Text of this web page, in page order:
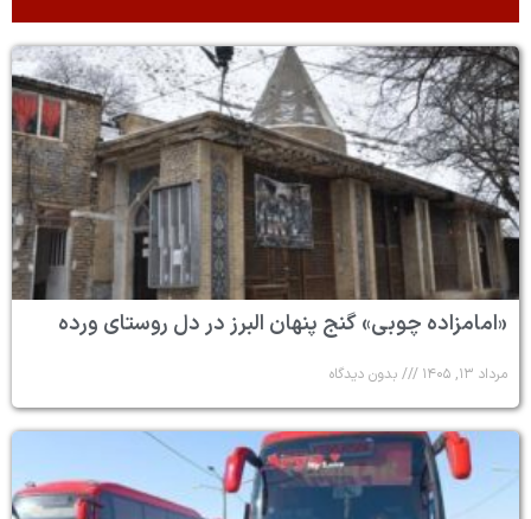
«امامزاده چوبی» گنج پنهان البرز در دل روستای ورده
مرداد ۱۳, ۱۴۰۵ بدون دیدگاه